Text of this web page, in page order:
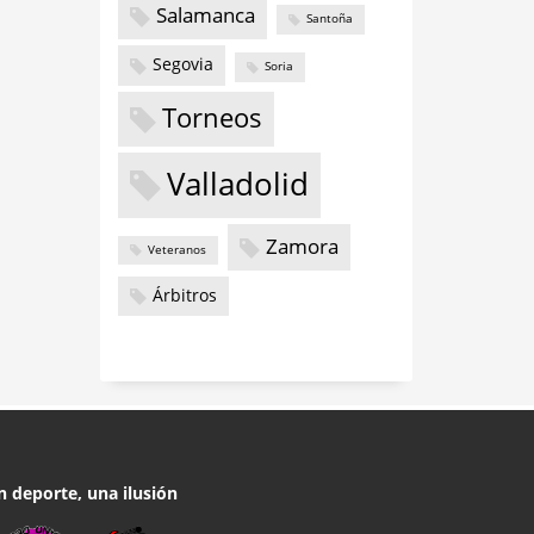
Salamanca Santoña
Segovia Soria
Torneos
Valladolid
Veteranos Zamora
Árbitros
deporte, una ilusión